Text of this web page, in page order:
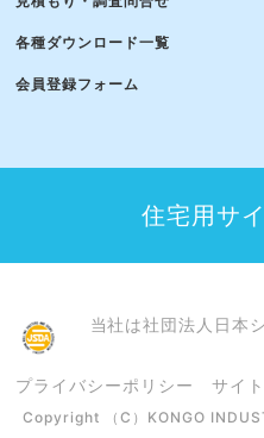
各種ダウンロード一覧
会員登録フォーム
住宅用サ
当社は社団法人日本
プライバシーポリシー
サイ
Copyright （C）KONGO